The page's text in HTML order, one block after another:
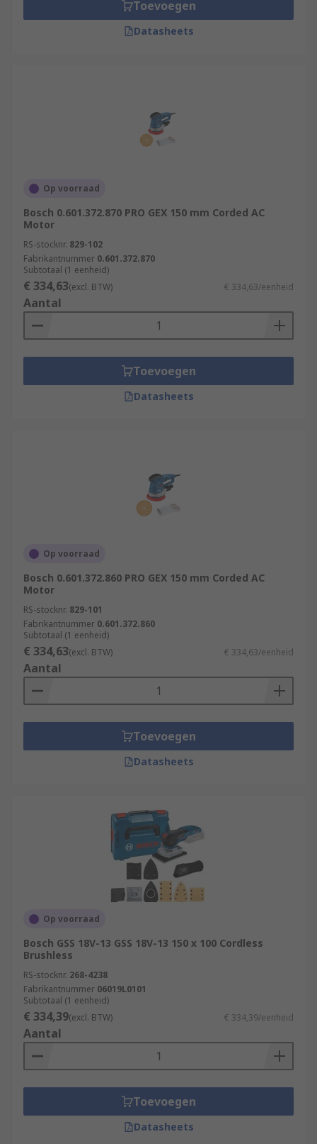
Toevoegen
Datasheets
Op voorraad
Bosch 0.601.372.870 PRO GEX 150 mm Corded AC
Motor
RS-stocknr. 829-102
Fabrikantnummer 0.601.372.870
Subtotaal (1 eenheid)
€ 334,63(excl. BTW) € 334,63/eenheid
Aantal
Toevoegen
Datasheets
Op voorraad
Bosch 0.601.372.860 PRO GEX 150 mm Corded AC
Motor
RS-stocknr. 829-101
Fabrikantnummer 0.601.372.860
Subtotaal (1 eenheid)
€ 334,63(excl. BTW) € 334,63/eenheid
Aantal
Toevoegen
Datasheets
Op voorraad
Bosch GSS 18V-13 GSS 18V-13 150 x 100 Cordless
Brushless
RS-stocknr. 268-4238
Fabrikantnummer 06019L0101
Subtotaal (1 eenheid)
€ 334,39(excl. BTW) € 334,39/eenheid
Aantal
Toevoegen
Datasheets